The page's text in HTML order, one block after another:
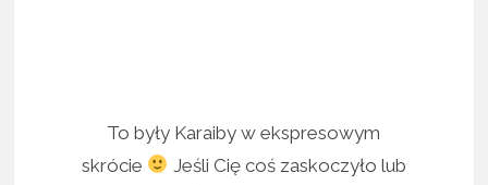
To były Karaiby w ekspresowym
skrócie
Jeśli Cię coś zaskoczyło lub